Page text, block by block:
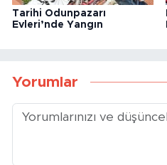
Tarihi Odunpazarı
Evleri’nde Yangın
Yorumlar